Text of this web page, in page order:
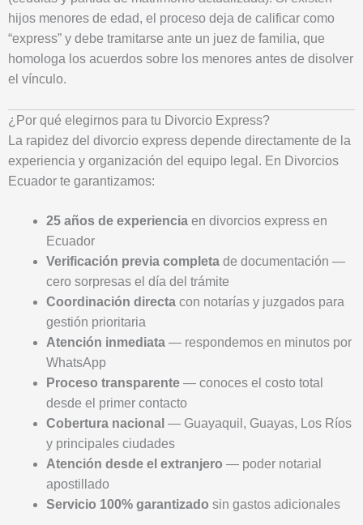
hijos menores de edad, el proceso deja de calificar como
“express” y debe tramitarse ante un juez de familia, que
homologa los acuerdos sobre los menores antes de disolver
el vínculo.
¿Por qué elegirnos para tu Divorcio Express?
La rapidez del divorcio express depende directamente de la
experiencia y organización del equipo legal. En Divorcios
Ecuador te garantizamos:
25 años de experienciaen divorcios express en
Ecuador
Verificación previa completade documentación —
cero sorpresas el día del trámite
Coordinación directacon notarías y juzgados para
gestión prioritaria
Atención inmediata— respondemos en minutos por
WhatsApp
Proceso transparente— conoces el costo total
desde el primer contacto
Cobertura nacional — Guayaquil, Guayas, Los Ríos
y principales ciudades
Atención desde el extranjero — poder notarial
apostillado
Servicio 100% garantizado sin gastos adicionales